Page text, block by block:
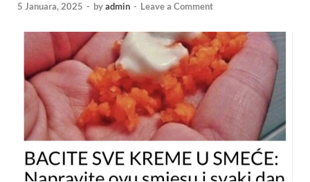
5 Januara, 2025 - byadmin - Leave a Comment